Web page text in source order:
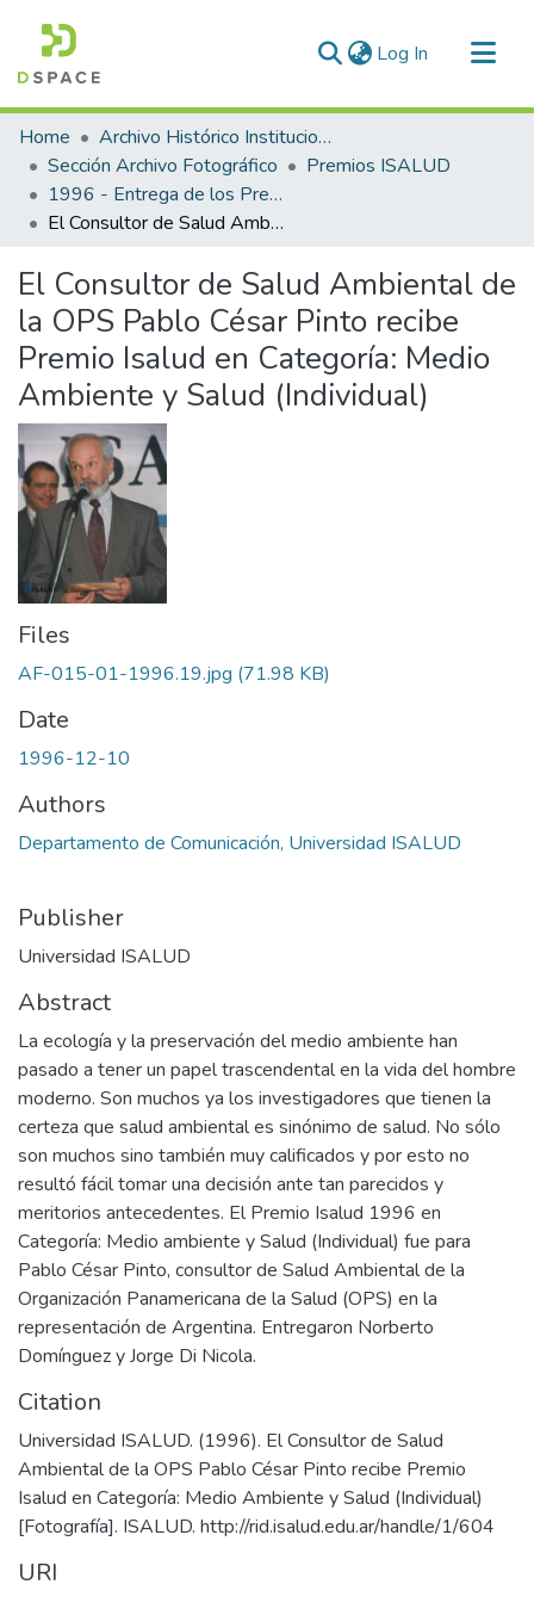
Log In (current)
Communities & Collections
All of DSpace
Statistics
Home
Archivo Histórico Institucional
Sección Archivo Fotográfico
Premios ISALUD
1996 - Entrega de los Premios ISALUD
El Consultor de Salud Ambiental de la OPS Pablo César Pinto recibe Premio Isalud en Categoría: Medio Ambiente y Salud (Individual)
El Consultor de Salud Ambiental de
la OPS Pablo César Pinto recibe
Premio Isalud en Categoría: Medio
Ambiente y Salud (Individual)
Files
AF-015-01-1996.19.jpg (71.98 KB)
Date
1996-12-10
Authors
Departamento de Comunicación, Universidad ISALUD
Publisher
Universidad ISALUD
Abstract
La ecología y la preservación del medio ambiente han
pasado a tener un papel trascendental en la vida del hombre
moderno. Son muchos ya los investigadores que tienen la
certeza que salud ambiental es sinónimo de salud. No sólo
son muchos sino también muy calificados y por esto no
resultó fácil tomar una decisión ante tan parecidos y
meritorios antecedentes. El Premio Isalud 1996 en
Categoría: Medio ambiente y Salud (Individual) fue para
Pablo César Pinto, consultor de Salud Ambiental de la
Organización Panamericana de la Salud (OPS) en la
representación de Argentina. Entregaron Norberto
Domínguez y Jorge Di Nicola.
Citation
Universidad ISALUD. (1996). El Consultor de Salud
Ambiental de la OPS Pablo César Pinto recibe Premio
Isalud en Categoría: Medio Ambiente y Salud (Individual)
URI